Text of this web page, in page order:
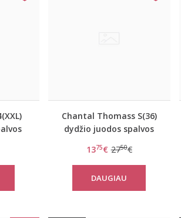
Mini
Chantal Thomass S(36)
dydžio juodos spalvos
1375€ 2750€
DAUGIAU